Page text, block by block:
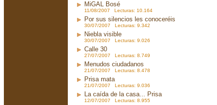
MiGAL Bosé
11/08/2007 Lecturas: 10.164
Por sus silencios les conoceréis
30/07/2007 Lecturas: 9.342
Niebla visible
30/07/2007 Lecturas: 9.026
Calle 30
27/07/2007 Lecturas: 8.749
Menudos ciudadanos
21/07/2007 Lecturas: 8.478
Prisa mata
21/07/2007 Lecturas: 9.036
La caída de la casa... Prisa
12/07/2007 Lecturas: 8.955